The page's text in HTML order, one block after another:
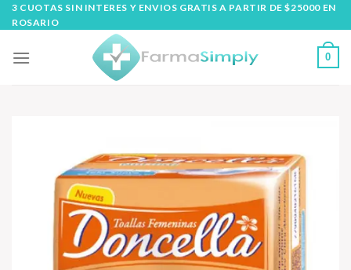
Skip
to
3 CUOTAS SIN INTERES Y ENVIOS GRATIS A PARTIR DE $25000 EN
ROSARIO
0